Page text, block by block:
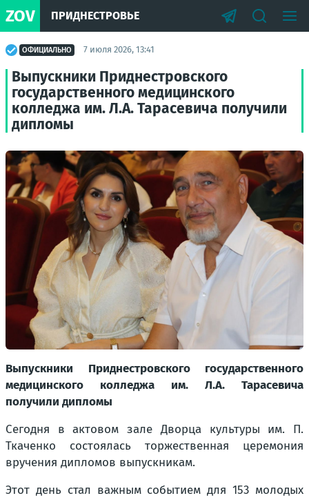
ZOV ПРИДНЕСТРОВЬЕ
ОФИЦИАЛЬНО 7 июля 2026, 13:41
Выпускники Приднестровского
государственного медицинского
колледжа им. Л.А. Тарасевича получили
дипломы
Выпускники Приднестровского государственного
медицинского колледжа им. Л.А. Тарасевича
получили дипломы
Сегодня в актовом зале Дворца культуры им. П.
Ткаченко состоялась торжественная церемония
вручения дипломов выпускникам.
Этот день стал важным событием для 153 молодых